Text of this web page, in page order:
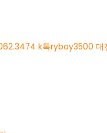
k톡ryboy3500 대